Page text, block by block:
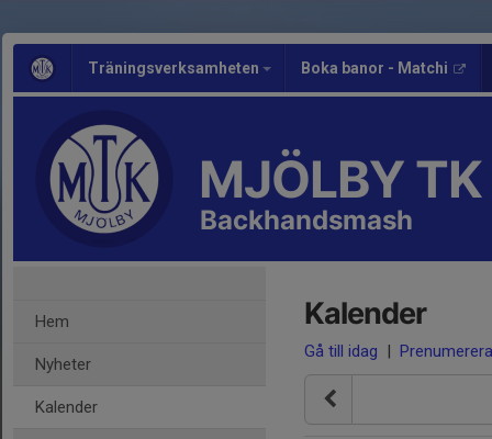
Träningsverksamheten Boka banor - Matchi
MJÖLBY TK
Backhandsmash
Hem
Nyheter
Kalender
Kalender
Gå till idag | Prenumerera